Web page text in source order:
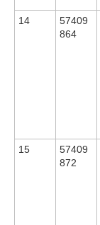
14
57409
864
15
57409
872